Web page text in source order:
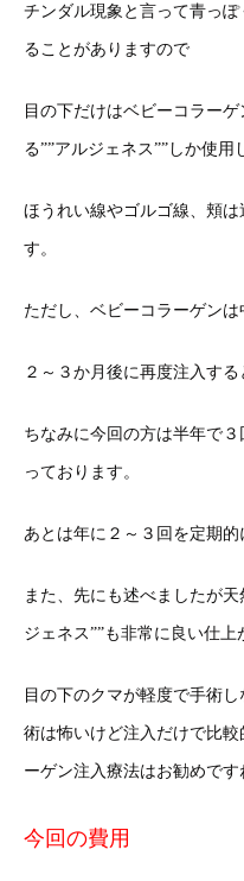
チンダル現象と言って青っ
ることがありますので
目の下だけはベビーコラー
る””アルジェネス””しか使用
ほうれい線やゴルゴ線、頬
す。
ただし、ベビーコラーゲン
２～３か月後に再度注入する
ちなみに今回の方は半年で
っております。
あとは年に２～３回を定期的
また、先にも述べましたが
ジェネス””も非常に良い仕上
目の下のクマが軽度で手術
術は怖いけど注入だけで比
ーゲン注入療法はお勧めです
今回の費用